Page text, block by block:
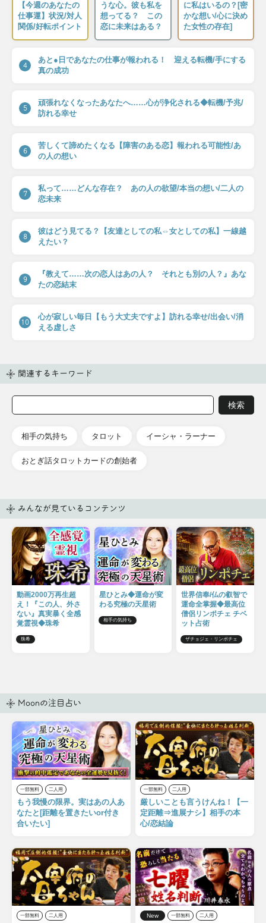
【今週のあなたの
仕事運】状況/対人
関係/好転ポイント
うな心。彼も私を
想ってる？ この
恋に未来はある？
に私はいるの？[密
かな想い/心に決め
た女性の存在]
4
あと●日であなたの仕事が報われる！ 迎える転機/手にする
真の成功
5
頑張れなくなったあなたへ……心が浄化される◆転機/予兆/
訪れる幸せ
6
苦しくて諦めたくなる【障害のある恋】報われる可能性/あ
の人の想い
7
私って……どんな存在？ あの人の欲望/本当の想い/二人の
恋未来
8
彼はどう見てる？【友達としての私⇔女としての私】一線越
えたい？
9
『教えて……次の恋人はあの人？ それとも別の人？』あな
たの恋結末
10
心が寂しい毎日【もう大丈夫ですよ】訪れる幸せ/出会い/消
える虚しさ
関連するキーワード
相手の気持ち タロット イーシャ・ラーナー
おとぎ話タロットカードの創始者
みんなが見ているコンテンツ
動画2000万再生超
え！『この人、外さ
ない』真実暴く全感
覚霊視◆珠希
珠希
星ひとみ◆運命が変
わる究極の天星術
相手の気持ち
世界信奉/仏の叡智で
運命全掌握◆最高位
僧侶リンポチェ チベ
ット占術
ザチョジェ・リンポチェ
Moonの注目占い
一部無料 二人用
もう我慢の限界。実はあの人あ
なたと[距離を置きたいor付き
合いたい]
一部無料 二人用
厳しいことも言うけんね！【一
定距離⇒進展ナシ】相手の本
心/恋結論
一部無料 二人用 New 一部無料 二人用